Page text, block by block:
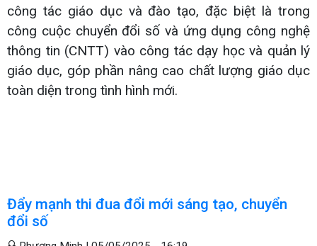
công tác giáo dục và đào tạo, đặc biệt là trong
công cuộc chuyển đổi số và ứng dụng công nghệ
thông tin (CNTT) vào công tác dạy học và quản lý
giáo dục, góp phần nâng cao chất lượng giáo dục
toàn diện trong tình hình mới.
Đẩy mạnh thi đua đổi mới sáng tạo, chuyển
đổi số